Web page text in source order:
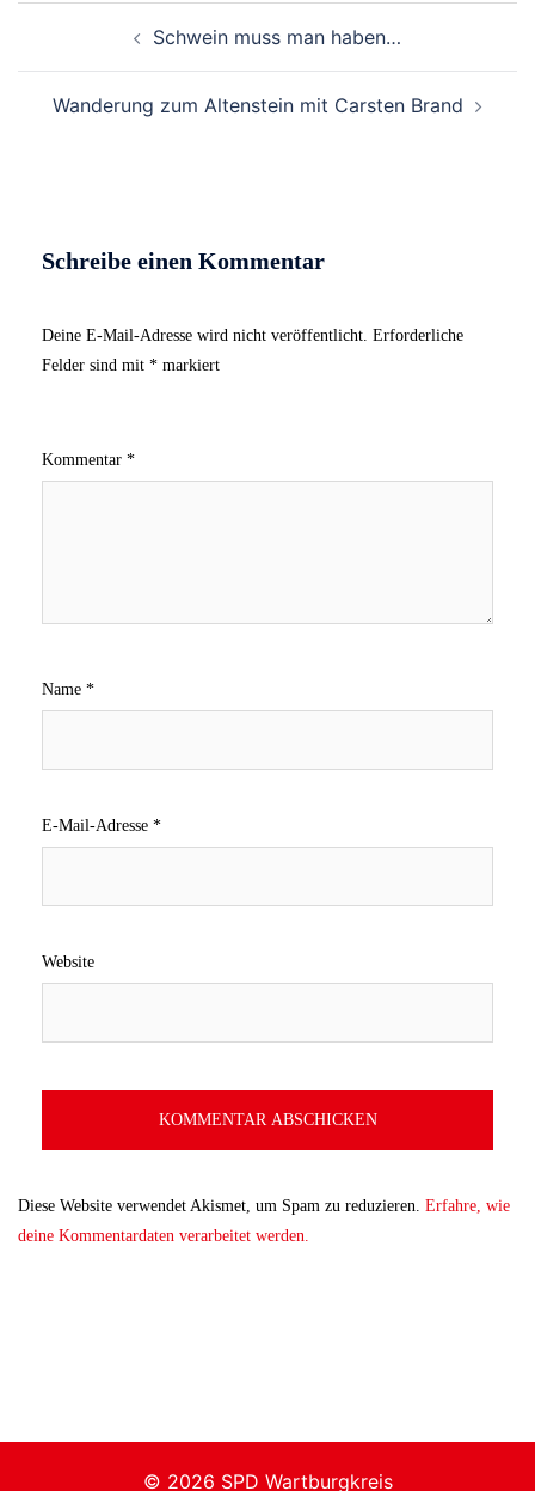
Navigation Schwein muss man haben…
Wanderung zum Altenstein mit Carsten Brand
Schreibe einen Kommentar
Deine E-Mail-Adresse wird nicht veröffentlicht. Erforderliche
Felder sind mit * markiert
Kommentar *
Name *
E-Mail-Adresse *
Website
Diese Website verwendet Akismet, um Spam zu reduzieren. Erfahre, wie
deine Kommentardaten verarbeitet werden.
© 2026 SPD Wartburgkreis